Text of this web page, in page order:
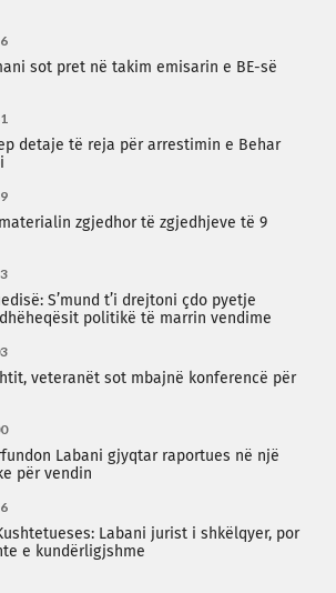
sot pret në takim emisarin e BE-së
detaje të reja për arrestimin e Behar
materialin zgjedhor të zgjedhjeve të 9
S’mund t’i drejtoni çdo pyetje
politikë të marrin vendime
veteranët sot mbajnë konferencë për
Labani gjyqtar raportues në një
për vendin
Labani jurist i shkëlqyer, por
e kundërligjshme